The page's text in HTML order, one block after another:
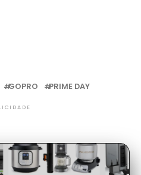
GOPRO PRIME DAY